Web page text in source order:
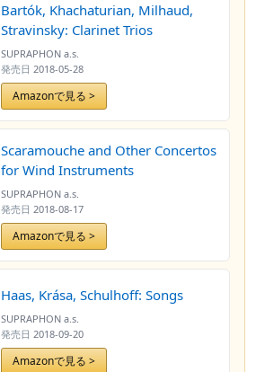
Bartók, Khachaturian, Milhaud,
Stravinsky: Clarinet Trios
SUPRAPHON a.s.
発売日 2018-05-28
Amazonで見る >
Scaramouche and Other Concertos
for Wind Instruments
SUPRAPHON a.s.
発売日 2018-08-17
Amazonで見る >
Haas, Krása, Schulhoff: Songs
SUPRAPHON a.s.
発売日 2018-09-20
Amazonで見る >